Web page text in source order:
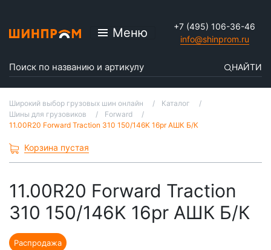
Меню
+7 (495) 106-36-46
info@shinprom.ru
НАЙТИ
Широкий выбор грузовых шин онлайн
Каталог
Шины для грузовиков
Forward
11.00R20 Forward Traction 310 150/146K 16pr АШК Б/К
Корзина пустая
11.00R20 Forward Traction
310 150/146K 16pr АШК Б/К
Распродажа